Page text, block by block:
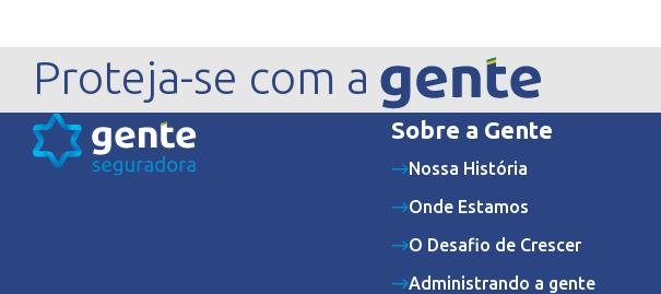
Proteja-se com a
Sobre a Gente
Nossa História
Onde Estamos
O Desafio de Crescer
Administrando a gente